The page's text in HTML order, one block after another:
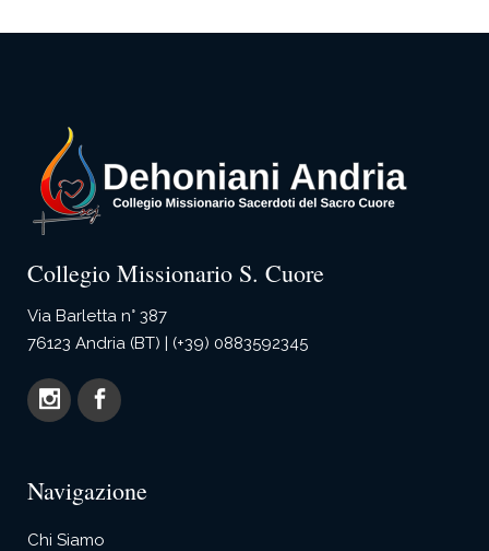
Collegio Missionario S. Cuore
Via Barletta n° 387
76123 Andria (BT) | (+39) 0883592345
Navigazione
Chi Siamo